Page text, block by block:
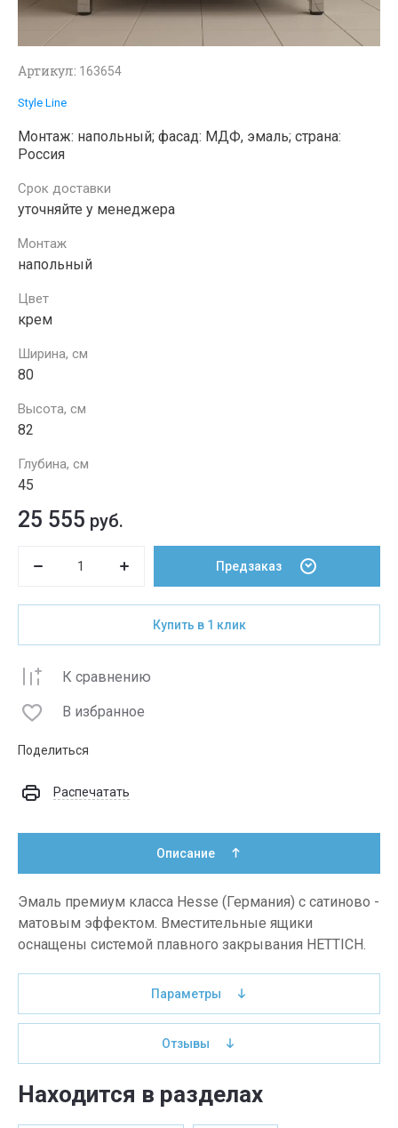
Артикул: 163654
Style Line
Монтаж: напольный; фасад: МДФ, эмаль; страна:
Россия
Срок доставки
уточняйте у менеджера
Монтаж
напольный
Цвет
крем
Ширина, см
80
Высота, см
82
Глубина, см
45
25 555 руб.
Предзаказ
Купить в 1 клик
К сравнению
В избранное
Поделиться
Распечатать
Описание
Эмаль премиум класса Hesse (Германия) с сатиново -
матовым эффектом. Вместительные ящики
оснащены системой плавного закрывания HETTICH.
Параметры
Отзывы
Находится в разделах